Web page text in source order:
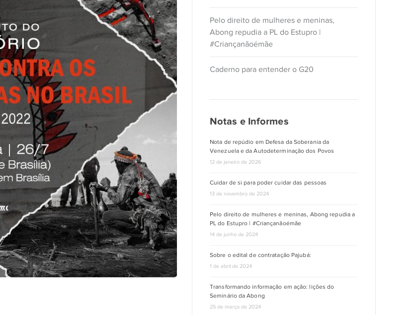
Pelo direito de mulheres e meninas,
Abong repudia a PL do Estupro |
#Criançanãoémãe
Caderno para entender o G20
Notas e Informes
Nota de repúdio em Defesa da Soberania da
Venezuela e da Autodeterminação dos Povos
12 de janeiro de 2026
Cuidar de si para poder cuidar das pessoas
13 de novembro de 2024
Pelo direito de mulheres e meninas, Abong repudia a
PL do Estupro | #Criançanãoémãe
14 de junho de 2024
Sobre o edital de contratação Pajubá:
1 de abril de 2024
Transformando informação em ação: lições do
Seminário da Abong
25 de março de 2024